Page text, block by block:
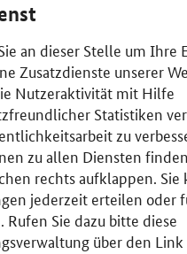
an dieser Stelle um Ihre
Zusatzdienste unserer
Nutzeraktivität mit Hilfe
Statistiken
zu
zu allen Diensten
rechts aufklappen.
jederzeit erteilen oder
Sie dazu bitte diese
über den